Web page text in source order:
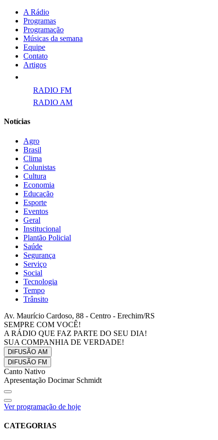
A Rádio
Programas
Programação
Músicas da semana
Equipe
Contato
Artigos
RADIO FM
RADIO AM
Notícias
Agro
Brasil
Clima
Colunistas
Cultura
Economia
Educação
Esporte
Eventos
Geral
Institucional
Plantão Policial
Saúde
Segurança
Serviço
Social
Tecnologia
Tempo
Trânsito
Av. Maurício Cardoso, 88 - Centro - Erechim/RS
SEMPRE COM VOCÊ!
A RÁDIO QUE FAZ PARTE DO SEU DIA!
SUA COMPANHIA DE VERDADE!
DIFUSÃO AM
DIFUSÃO FM
Canto Nativo
Apresentação Docimar Schmidt
Ver programação de hoje
CATEGORIAS